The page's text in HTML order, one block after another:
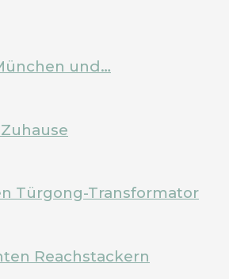
und…
Türgong-Transformator
Reachstackern